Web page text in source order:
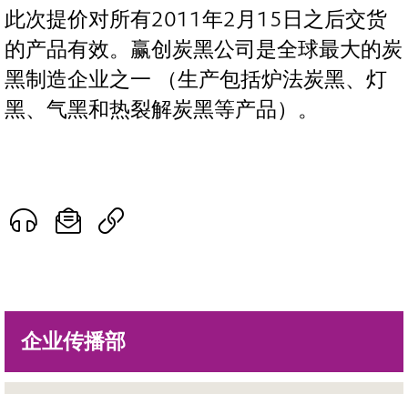
企业传播部
此次提价对所有2011年2月15日之后交货
的产品有效。赢创炭黑公司是全球最大的炭
黑制造企业之一 （生产包括炉法炭黑、灯
黑、气黑和热裂解炭黑等产品）。